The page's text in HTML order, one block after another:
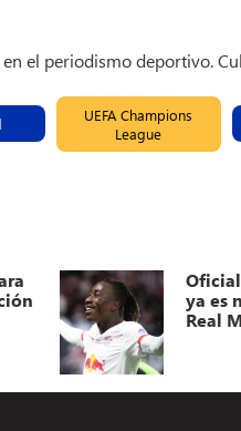
el periodismo deportivo.
UEFA Champions
League
ya es
Real